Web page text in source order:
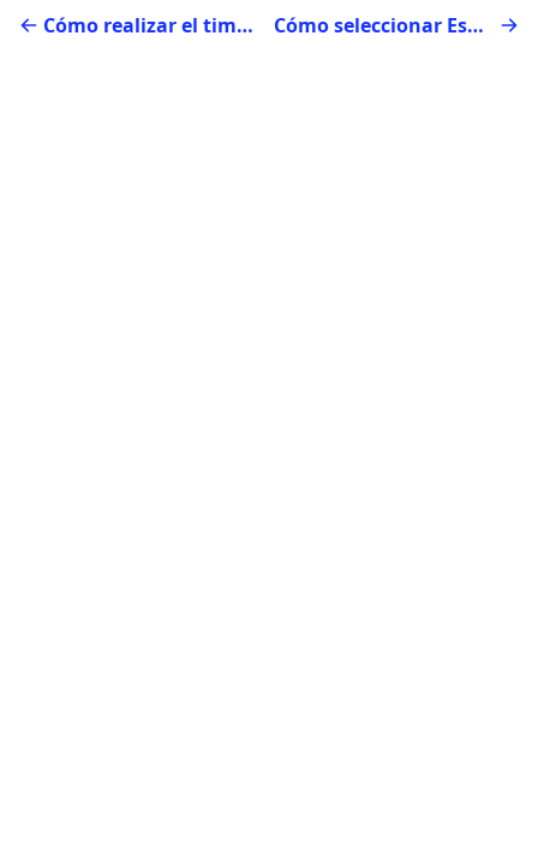
Cómo realizar el timbraje y carga de folios en Espacio de Trabajo Cómo seleccionar Espacio de Trabajo